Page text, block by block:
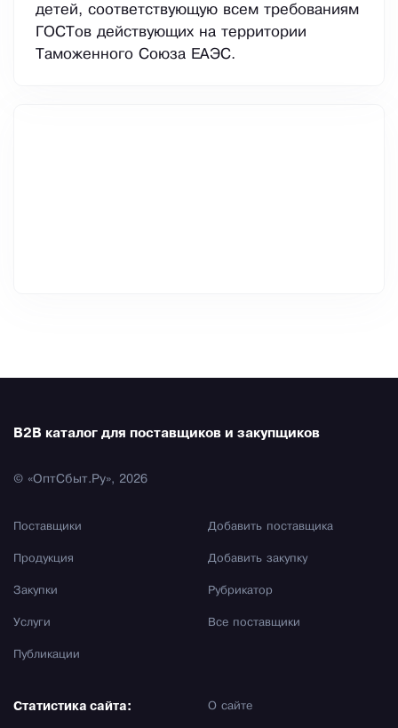
детей, соответствующую всем требованиям
ГОСТов действующих на территории
Таможенного Союза ЕАЭС.
B2B каталог для поставщиков и закупщиков
© «ОптСбыт.Ру», 2026
Поставщики
Продукция
Закупки
Услуги
Публикации
Добавить поставщика
Добавить закупку
Рубрикатор
Все поставщики
О сайте
Статистика сайта: